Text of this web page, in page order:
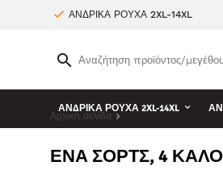
ΑΝΔΡΙΚΑ ΡΟΥΧΑ 2XL-14XL
ΑΝΔΡΙΚΑ ΡΟΥΧΑ 2XL-14XL
Αρχική σελίδα
ΈΝΑ ΣΟΡΤΣ, 4